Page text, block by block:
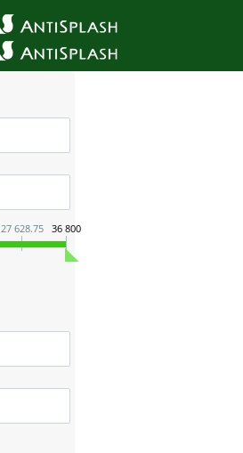
27 628.75 36 800